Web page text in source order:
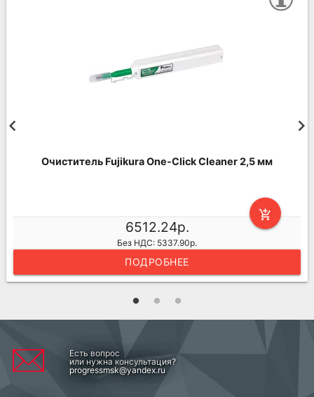
Очиститель Fujikura One-Click Cleaner 2,5 мм
add_shopping_cart
6512.24р.
Без НДС: 5337.90р.
ПОДРОБНЕЕ
Есть вопрос
или нужна консультация?
progressmsk@yandex.ru